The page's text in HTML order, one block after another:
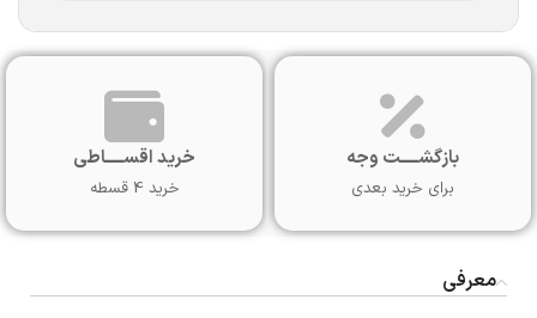
بازگشـــــت وجه
برای خرید بعدی
خرید اقســـــاطی
خرید 4 قسطه
معرفی